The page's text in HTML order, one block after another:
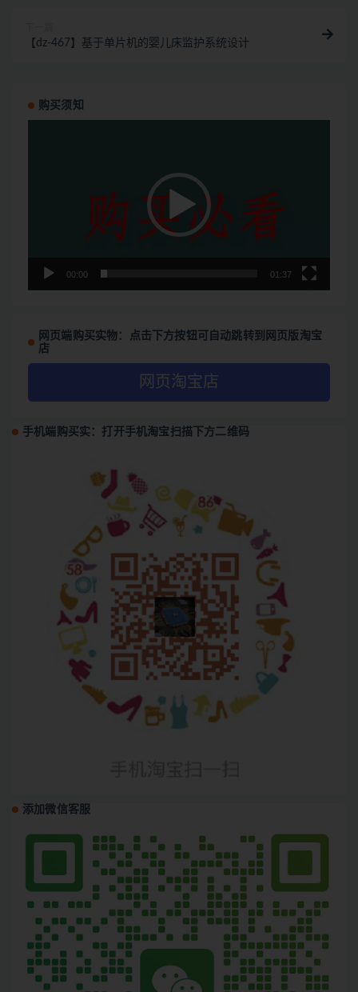
【dz-467】基于单片机的婴儿床监护系统设计
购买须知
00:00 01:37
网页端购买实物：点击下方按钮可自动跳转到网页版淘宝
店
网页淘宝店
手机端购买实：打开手机淘宝扫描下方二维码
添加微信客服